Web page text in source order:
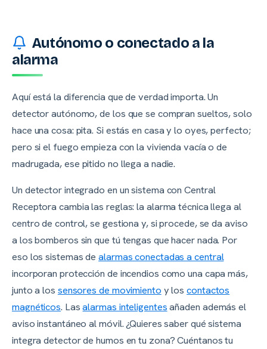
Autónomo o conectado a la
alarma
Aquí está la diferencia que de verdad importa. Un
detector autónomo, de los que se compran sueltos, solo
hace una cosa: pita. Si estás en casa y lo oyes, perfecto;
pero si el fuego empieza con la vivienda vacía o de
madrugada, ese pitido no llega a nadie.
Un detector integrado en un sistema con Central
Receptora cambia las reglas: la alarma técnica llega al
centro de control, se gestiona y, si procede, se da aviso
a los bomberos sin que tú tengas que hacer nada. Por
eso los sistemas dealarmas conectadas a central
incorporan protección de incendios como una capa más,
junto a los sensores de movimiento y loscontactos
magnéticos. Lasalarmas inteligentesañaden además el
aviso instantáneo al móvil. ¿Quieres saber qué sistema
integra detector de humos en tu zona? Cuéntanos tu